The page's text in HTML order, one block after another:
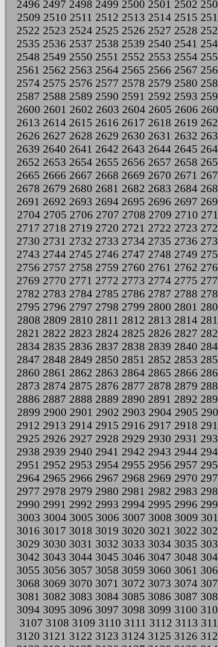
2496 2497 2498 2499 2500 2501 2502
2509 2510 2511 2512 2513 2514 2515
2522 2523 2524 2525 2526 2527 2528
2535 2536 2537 2538 2539 2540 2541
2548 2549 2550 2551 2552 2553 2554
2561 2562 2563 2564 2565 2566 2567
2574 2575 2576 2577 2578 2579 2580
2587 2588 2589 2590 2591 2592 2593
2600 2601 2602 2603 2604 2605 2606
2613 2614 2615 2616 2617 2618 2619
2626 2627 2628 2629 2630 2631 2632
2639 2640 2641 2642 2643 2644 2645
2652 2653 2654 2655 2656 2657 2658
2665 2666 2667 2668 2669 2670 2671
2678 2679 2680 2681 2682 2683 2684
2691 2692 2693 2694 2695 2696 2697
2704 2705 2706 2707 2708 2709 2710
2717 2718 2719 2720 2721 2722 2723
2730 2731 2732 2733 2734 2735 2736
2743 2744 2745 2746 2747 2748 2749
2756 2757 2758 2759 2760 2761 2762
2769 2770 2771 2772 2773 2774 2775
2782 2783 2784 2785 2786 2787 2788
2795 2796 2797 2798 2799 2800 2801
2808 2809 2810 2811 2812 2813 2814
2821 2822 2823 2824 2825 2826 2827
2834 2835 2836 2837 2838 2839 2840
2847 2848 2849 2850 2851 2852 2853
2860 2861 2862 2863 2864 2865 2866
2873 2874 2875 2876 2877 2878 2879
2886 2887 2888 2889 2890 2891 2892
2899 2900 2901 2902 2903 2904 2905
2912 2913 2914 2915 2916 2917 2918
2925 2926 2927 2928 2929 2930 2931
2938 2939 2940 2941 2942 2943 2944
2951 2952 2953 2954 2955 2956 2957
2964 2965 2966 2967 2968 2969 2970
2977 2978 2979 2980 2981 2982 2983
2990 2991 2992 2993 2994 2995 2996
3003 3004 3005 3006 3007 3008 3009
3016 3017 3018 3019 3020 3021 3022
3029 3030 3031 3032 3033 3034 3035
3042 3043 3044 3045 3046 3047 3048
3055 3056 3057 3058 3059 3060 3061
3068 3069 3070 3071 3072 3073 3074
3081 3082 3083 3084 3085 3086 3087
3094 3095 3096 3097 3098 3099 3100
3107 3108 3109 3110 3111 3112 3113
3120 3121 3122 3123 3124 3125 3126